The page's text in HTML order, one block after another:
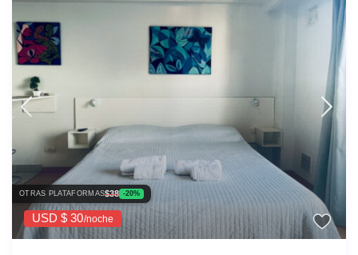
OTRAS PLATAFORMAS$38 -20%
USD $ 30/noche